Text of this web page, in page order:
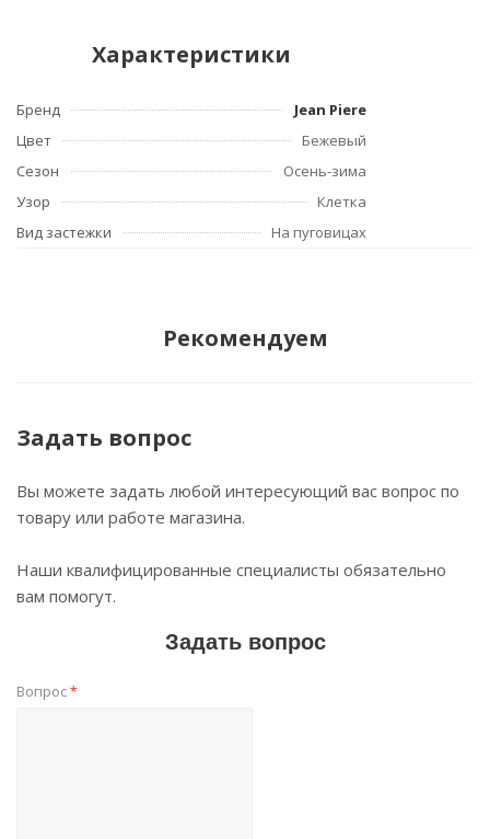
Характеристики
Бренд
Jean Piere
Цвет
Бежевый
Сезон
Осень-зима
Узор
Клетка
Вид застежки
На пуговицах
Рекомендуем
Задать вопрос
Вы можете задать любой интересующий вас вопрос по
товару или работе магазина.
Наши квалифицированные специалисты обязательно
вам помогут.
Задать вопрос
Вопрос*